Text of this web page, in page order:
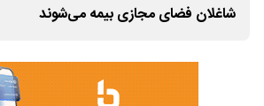
شاغلان فضای مجازی بیمه می‌شوند